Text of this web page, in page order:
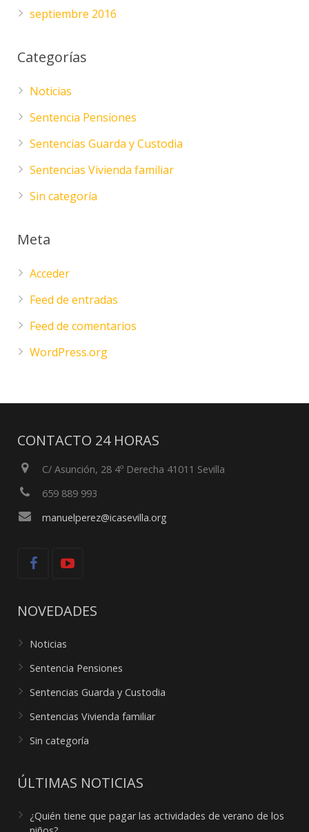
septiembre 2016
Categorías
Noticias
Sentencia Pensiones
Sentencias Guarda y Custodia
Sentencias Vivienda familiar
Sin categoría
Meta
Acceder
Feed de entradas
Feed de comentarios
WordPress.org
CONTACTO 24 HORAS
C/ Asunción, 28 4º Derecha 41011 Sevilla
659 889 993
manuelperez@icasevilla.org
NOVEDADES
Noticias
Sentencia Pensiones
Sentencias Guarda y Custodia
Sentencias Vivienda familiar
Sin categoría
ÚLTIMAS NOTICIAS
¿Quién tiene que pagar las actividades de verano de los